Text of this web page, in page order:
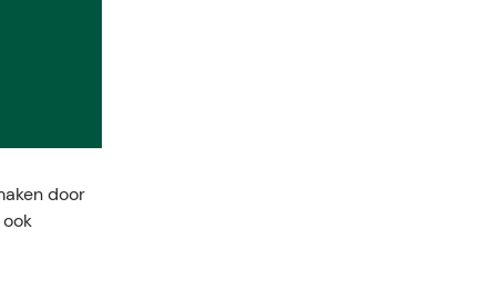
door